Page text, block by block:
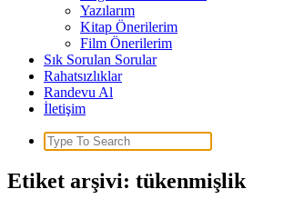
Yazılarım
Kitap Önerilerim
Film Önerilerim
Sık Sorulan Sorular
Rahatsızlıklar
Randevu Al
İletişim
Search
for:
Etiket arşivi: tükenmişlik